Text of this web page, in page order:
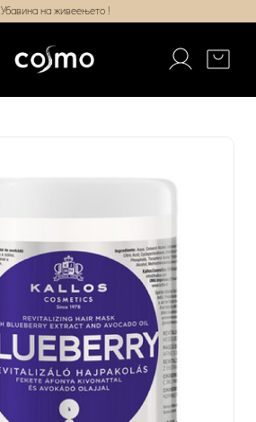
Убавина на живеењето !